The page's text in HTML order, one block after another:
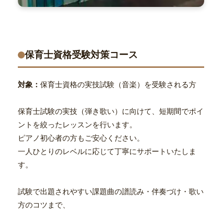
保育士資格受験対策コース
対象： 保育士資格の実技試験（音楽）を受験される方
保育士試験の実技（弾き歌い）に向けて、短期間でポイ
ントを絞ったレッスンを行います。
ピアノ初心者の方もご安心ください。
一人ひとりのレベルに応じて丁寧にサポートいたしま
す。
試験で出題されやすい課題曲の譜読み・伴奏づけ・歌い
方のコツまで、